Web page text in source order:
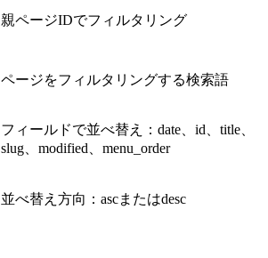
親ページIDでフィルタリング
ページをフィルタリングする検索語
フィールドで並べ替え：date、id、title、
slug、modified、menu_order
並べ替え方向：ascまたはdesc